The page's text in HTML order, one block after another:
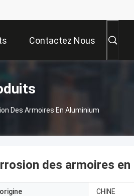
Contactez Nous
Des Armoires En Aluminium
des armoires en
CHINE